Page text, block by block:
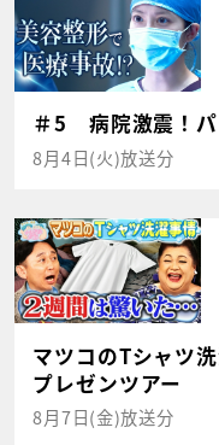
＃5 病院激震！
8月4日(火)放送分
マツコのTシャツ
プレゼンツアー
8月7日(金)放送分